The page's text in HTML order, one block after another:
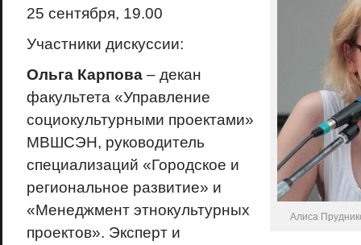
Алиса
25 сентября, 19.00
Участники дискуссии:
Ольга Карпова– декан
факультета «Управление
социокультурными проектами»
МВШСЭН, руководитель
специализаций «Городское и
региональное развитие» и
«Менеджмент этнокультурных
проектов». Эксперт и